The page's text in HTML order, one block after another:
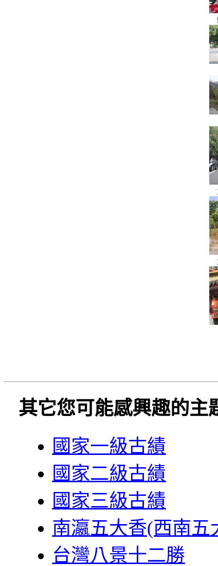
其它您可能感興趣的主
國家一級古績
國家二級古績
國家三級古績
南瀛五大香(西南五
台灣八景十二勝